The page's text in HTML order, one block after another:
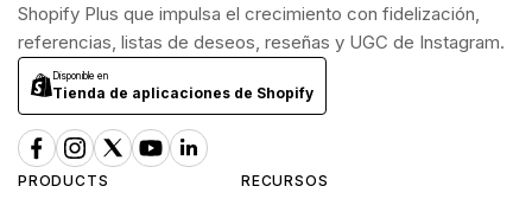
Shopify Plus que impulsa el crecimiento con fidelización,
referencias, listas de deseos, reseñas y UGC de Instagram.
Disponible en
Tienda de aplicaciones de Shopify
PRODUCTS
RECURSOS